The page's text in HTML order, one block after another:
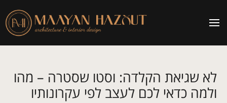
לא שגיאת הקלדה: וסטו שסטרה – מהו
ולמה כדאי לכם לעצב לפי עקרונותיו